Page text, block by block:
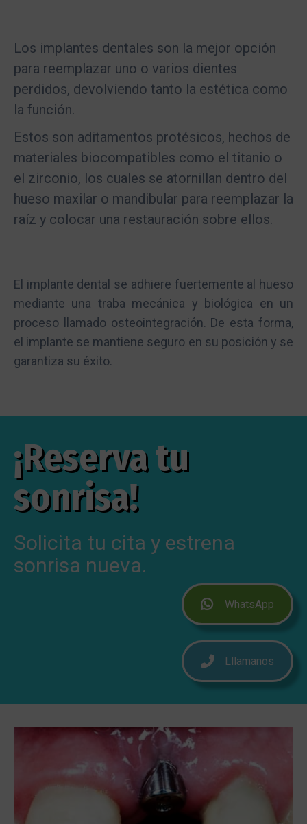
Los implantes dentales son la mejor opción
para reemplazar uno o varios dientes
perdidos, devolviendo tanto la estética como
la función.
Estos son aditamentos protésicos, hechos de
materiales biocompatibles como el titanio o
el zirconio, los cuales se atornillan dentro del
hueso maxilar o mandibular para reemplazar la
raíz y colocar una restauración sobre ellos.
El implante dental se adhiere fuertemente al hueso
mediante una traba mecánica y biológica en un
proceso llamado osteointegración. De esta forma,
el implante se mantiene seguro en su posición y se
garantiza su éxito.
¡Reserva tu
sonrisa!
Solicita tu cita y estrena
sonrisa nueva.
WhatsApp
Lllamanos